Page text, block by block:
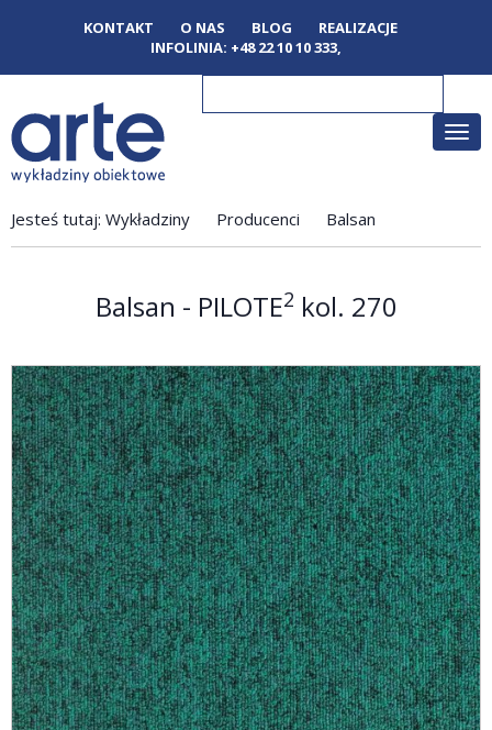
KONTAKT O NAS BLOG
REALIZACJE
INFOLINIA: +48 22 10 10 333,
Jesteś tutaj: Wykładziny Producenci Balsan
Balsan - PILOTE2 kol. 270